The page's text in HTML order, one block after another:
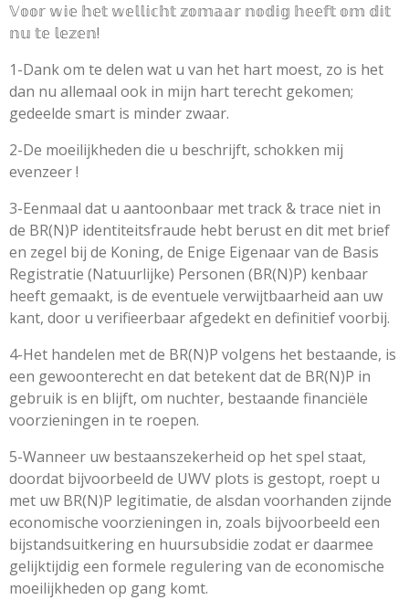
𝕍𝕠𝕠𝕣 𝕨𝕚𝕖 𝕙𝕖𝕥 𝕨𝕖𝕝𝕝𝕚𝕔𝕙𝕥 𝕫𝕠𝕞𝕒𝕒𝕣 𝕟𝕠𝕕𝕚𝕘 𝕙𝕖𝕖𝕗𝕥 𝕠𝕞 𝕕𝕚𝕥
𝕟𝕦 𝕥𝕖 𝕝𝕖𝕫𝕖𝕟!
1-Dank om te delen wat u van het hart moest, zo is het
dan nu allemaal ook in mijn hart terecht gekomen;
gedeelde smart is minder zwaar.
2-De moeilijkheden die u beschrijft, schokken mij
evenzeer !
3-Eenmaal dat u aantoonbaar met track & trace niet in
de BR(N)P identiteitsfraude hebt berust en dit met brief
en zegel bij de Koning, de Enige Eigenaar van de Basis
Registratie (Natuurlijke) Personen (BR(N)P) kenbaar
heeft gemaakt, is de eventuele verwijtbaarheid aan uw
kant, door u verifieerbaar afgedekt en definitief voorbij.
4-Het handelen met de BR(N)P volgens het bestaande, is
een gewoonterecht en dat betekent dat de BR(N)P in
gebruik is en blijft, om nuchter, bestaande financiële
voorzieningen in te roepen.
5-Wanneer uw bestaanszekerheid op het spel staat,
doordat bijvoorbeeld de UWV plots is gestopt, roept u
met uw BR(N)P legitimatie, de alsdan voorhanden zijnde
economische voorzieningen in, zoals bijvoorbeeld een
bijstandsuitkering en huursubsidie zodat er daarmee
gelijktijdig een formele regulering van de economische
moeilijkheden op gang komt.